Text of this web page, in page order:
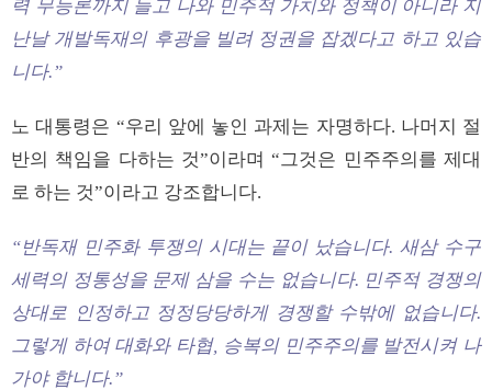
력 무능론까지 들고 나와 민주적 가치와 정책이 아니라 지
난날 개발독재의 후광을 빌려 정권을 잡겠다고 하고 있습
니다.”
노 대통령은 “우리 앞에 놓인 과제는 자명하다. 나머지 절
반의 책임을 다하는 것”이라며 “그것은 민주주의를 제대
로 하는 것”이라고 강조합니다.
“반독재 민주화 투쟁의 시대는 끝이 났습니다. 새삼 수구
세력의 정통성을 문제 삼을 수는 없습니다. 민주적 경쟁의
상대로 인정하고 정정당당하게 경쟁할 수밖에 없습니다.
그렇게 하여 대화와 타협, 승복의 민주주의를 발전시켜 나
가야 합니다.”